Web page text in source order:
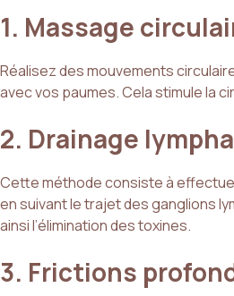
1. Massage
Réalisez des mouvements
avec vos paumes. Cela stimule la
2. Drainage
Cette méthode consiste à
en suivant le trajet des ganglions
ainsi l’élimination des toxines.
3. Frictions